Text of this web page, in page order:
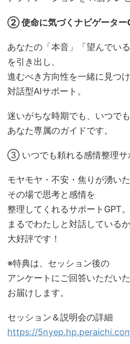
② 使命に気づくナビゲーター
あなたの「本音」「望んでい
を引き出し、
進むべき方向性を一緒に見つ
対話型AIサポート。
迷いがちな時期でも、いつで
あなた専属のガイドです。
③ いつでも頼れる感情整理サ
モヤモヤ・不安・焦りが湧いた
その場で思考と感情を
整理してくれるサポートGPT。
まるでわたしと対話している
大好評です！
※特典は、セッション後の
アンケートにご回答いただい
お届けします。
セッション＆説明会の詳細
https://